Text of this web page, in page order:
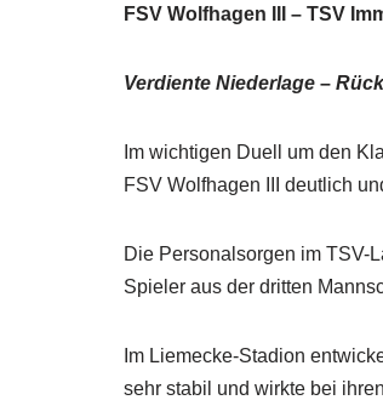
FSV Wolfhagen III – TSV
Verdiente Niederlage –
Im wichtigen Duell um den
FSV Wolfhagen III deutlich
Die Personalsorgen im TSV-
Spieler aus der dritten
Im Liemecke-Stadion
sehr stabil und wirkte bei